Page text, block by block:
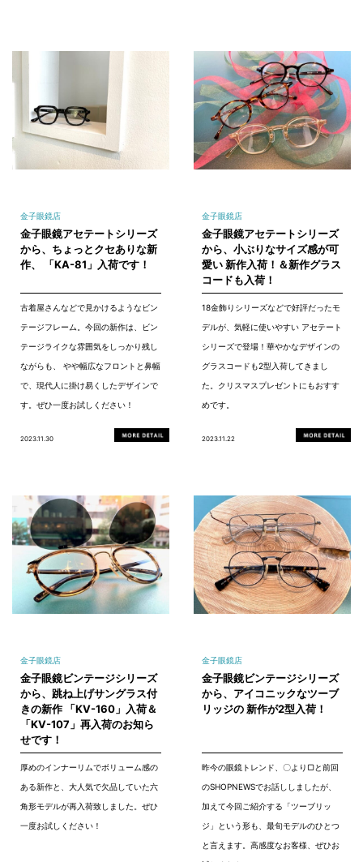
金子眼鏡店
金子眼鏡アセテートシリーズ
から、ちょっとクセありな新
作、 「KA-81」入荷です！
古着屋さんなどで見かけるようなビン
テージフレーム。今回の新作は、ビン
テージライクな雰囲気をしっかり残し
ながらも、 やや幅広なフロントと鼻幅
で、現代人に掛け易くしたデザインで
す。ぜひ一度お試しください！
2023.11.30
金子眼鏡店
金子眼鏡アセテートシリーズ
から、小ぶりなサイズ感が可
愛い 新作入荷！＆新作グラス
コードも入荷！
18金飾りシリーズなどで好評だったモ
デルが、気軽に使いやすい アセテート
シリーズで登場！華やかなデザインの
グラスコードも2型入荷してきまし
た。クリスマスプレゼントにもおすす
めです。
2023.11.22
金子眼鏡店
金子眼鏡ビンテージシリーズ
から、跳ね上げサングラス付
きの新作 「KV-160」入荷＆
「KV-107」再入荷のお知ら
せです！
厚めのインナーリムでボリューム感の
ある新作と、大人気で欠品していた六
角形モデルが再入荷致しました。ぜひ
一度お試しください！
金子眼鏡店
金子眼鏡ビンテージシリーズ
から、アイコニックなツーブ
リッジの 新作が2型入荷！
昨今の眼鏡トレンド、〇より▢と前回
のSHOPNEWSでお話ししましたが、
加えて今回ご紹介する「ツーブリッ
ジ」という形も、最旬モデルのひとつ
と言えます。高感度なお客様、ぜひお